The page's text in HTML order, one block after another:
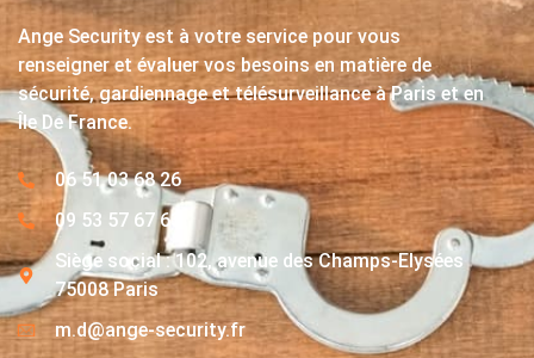
Ange Security est à votre service pour vous
renseigner et évaluer vos besoins en matière de
sécurité, gardiennage et télésurveillance à Paris et en
Île De France.
06 51 03 68 26
09 53 57 67 63
Siège social : 102, avenue des Champs-Elysées
75008 Paris
m.d@ange-security.fr